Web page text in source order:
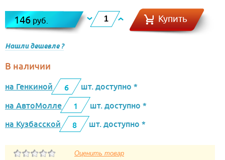
146 руб. Купить
Нашли дешевле ?
В наличии
на Генкиной 6
шт. доступно *
на АвтоМолле
1
шт. доступно *
на Кузбасской
8 шт. доступно *